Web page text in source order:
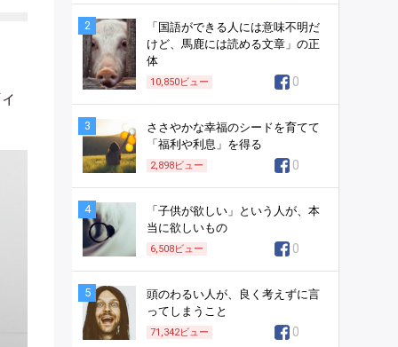
2
「国語ができる人には意味不明だ
けど、馬鹿には読める文章」の正
体
10,850ビュー 0
3
ささやかな幸福のシードを育てて
「福利や利息」を得る
2,898ビュー 0
4
「子供が欲しい」という人が、本
当に欲しいもの
6,508ビュー 0
5
頭のわるい人が、良く考えずに言
ってしまうこと
71,342ビュー 0